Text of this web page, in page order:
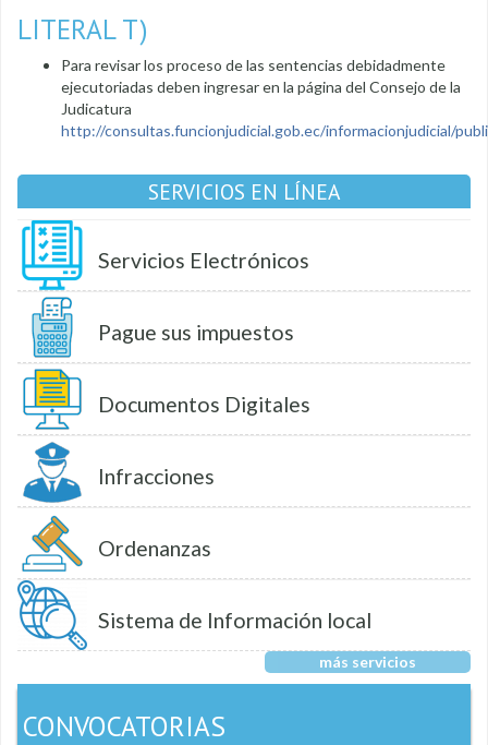
LITERAL T)
Para revisar los proceso de las sentencias debidadmente
ejecutoriadas deben ingresar en la página del Consejo de la
Judicatura
http://consultas.funcionjudicial.gob.ec/informacionjudicial/
SERVICIOS EN LÍNEA
Servicios Electrónicos
Pague sus impuestos
Documentos Digitales
Infracciones
Ordenanzas
Sistema de Información local
más servicios
CONVOCATORIAS